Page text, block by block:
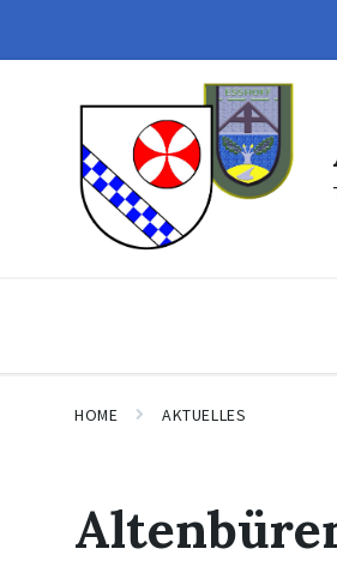
content
footer
HOME AKTUELLES